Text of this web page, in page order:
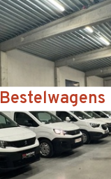
Bestelwagens